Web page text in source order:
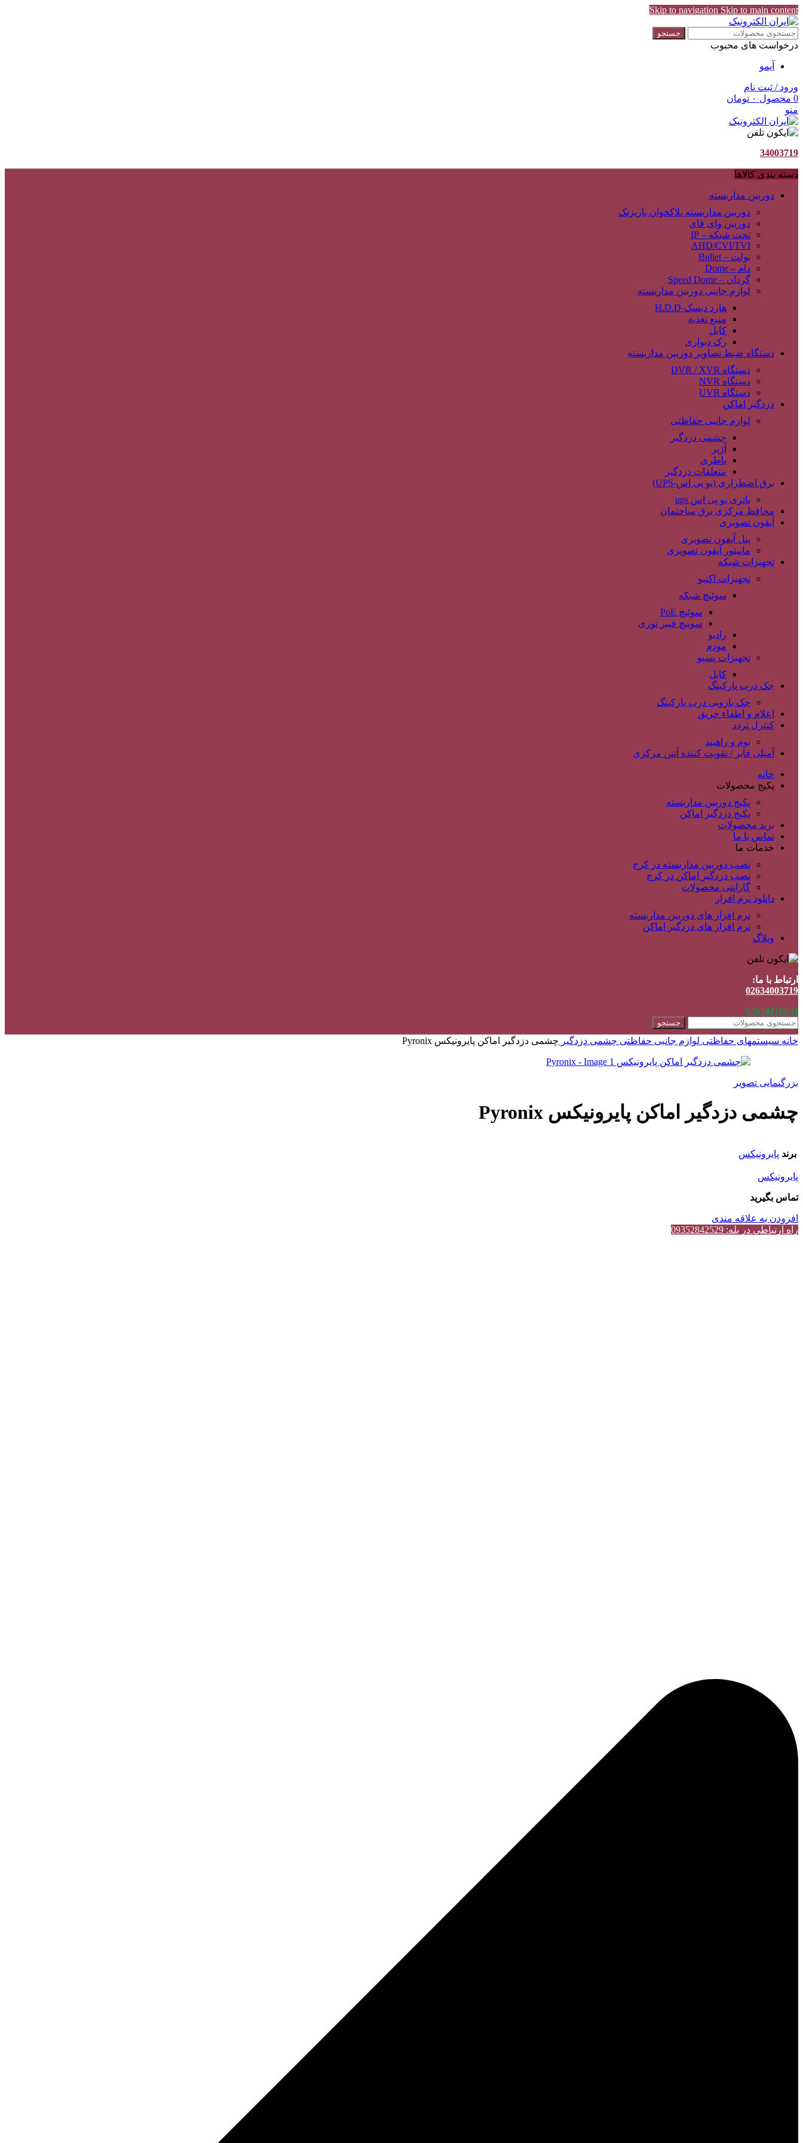
Skip to navigation Skip to main content
جستجو
درخواست های محبوب
آیمو
ورود / ثبت نام
0 محصول ۰ تومان
منو
34003719
دسته بندی کالاها
دوربین مداربسته
دوربین مداربسته پلاکخوان باریزتک
دوربین وای فای
تحت شبکه – IP
AHD/CVI/TVI
بولت – Bullet
دام – Dome
گردان – Speed Dome
لوازم جانبی دوربین مداربسته
هارد دیسک-H.D.D
منبع تغذیه
کابل
رک دیواری
دستگاه ضبط تصاویر دوربین مداربسته
دستگاه DVR / XVR
دستگاه NVR
دستگاه UVR
دزدگیر اماکن
لوازم جانبی حفاظتی
چشمی دزدگیر
آژیر
باطری
متعلقات دزدگیر
برق اضطراری (یو پی اس-UPS)
باتری یو پی اس ups
محافظ مرکزی برق ساختمان
آیفون تصویری
پنل آیفون تصویری
مانیتور آیفون تصویری
تجهیزات شبکه
تجهیزات اکتیو
سوئیچ شبکه
سوئیچ PoE
سوییچ فیبر نوری
رادیو
مودم
تجهیزات پسیو
کابل
جک درب پارکینگ
جک بازویی درب پارکینگ
اعلام و اطفاء حریق
کنترل تردد
بوم و راهبند
آمپلی فایر / تقویت کننده آنتن مرکزی
خانه
پکیج محصولات
پکیج دوربین مداربسته
پکیج دزدگیر اماکن
برند محصولات
تماس با ما
خدمات ما
نصب دوربین مداربسته در کرج
نصب دزدگیر اماکن در کرج
گارانتی محصولات
دانلود نرم افزار
نرم افزار های دوربین مداربسته
نرم افزار های دزدگیر اماکن
وبلاگ
ارتباط با ما:
02634003719
02634416834
جستجو
خانه سیستمهای حفاظتی لوازم جانبی حفاظتی چشمی دزدگیر چشمی دزدگیر اماکن پایرونیکس Pyronix
بزرگنمایی تصویر
چشمی دزدگیر اماکن پایرونیکس Pyronix
برند پایرونیکس
پایرونیکس
تماس بگیرید
افزودن به علاقه مندی
راه ارتباطی در بله: 09352842529